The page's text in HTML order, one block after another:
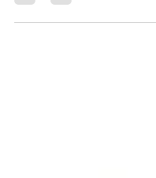
Parafianowicz -
letnim